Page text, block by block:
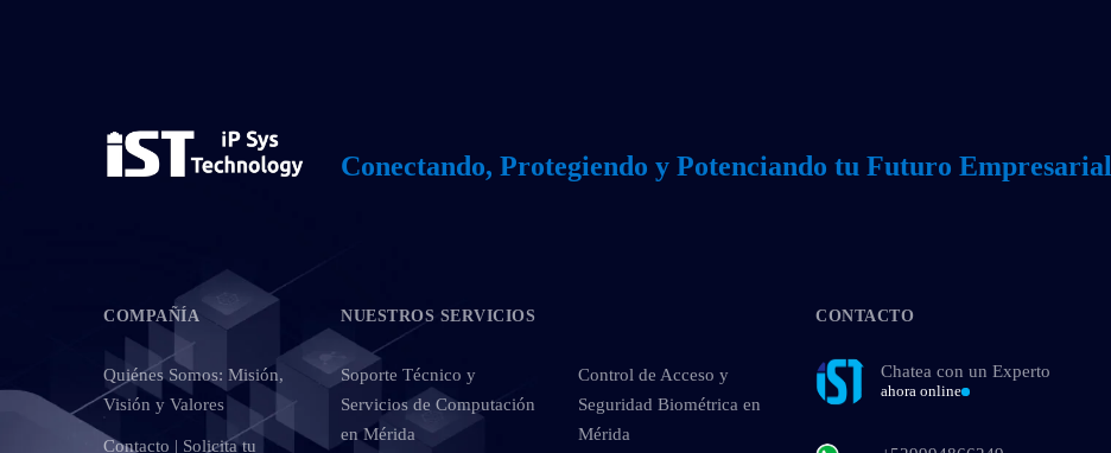
Conectando, Protegiendo y Potenciando tu Futuro Empresarial
COMPAÑÍA
Quiénes Somos: Misión,
Visión y Valores
Contacto | Solicita tu
NUESTROS SERVICIOS
Soporte Técnico y
Servicios de Computación
en Mérida
Control de Acceso y
Seguridad Biométrica en
Mérida
CONTACTO
Chatea con un Experto
ahora online